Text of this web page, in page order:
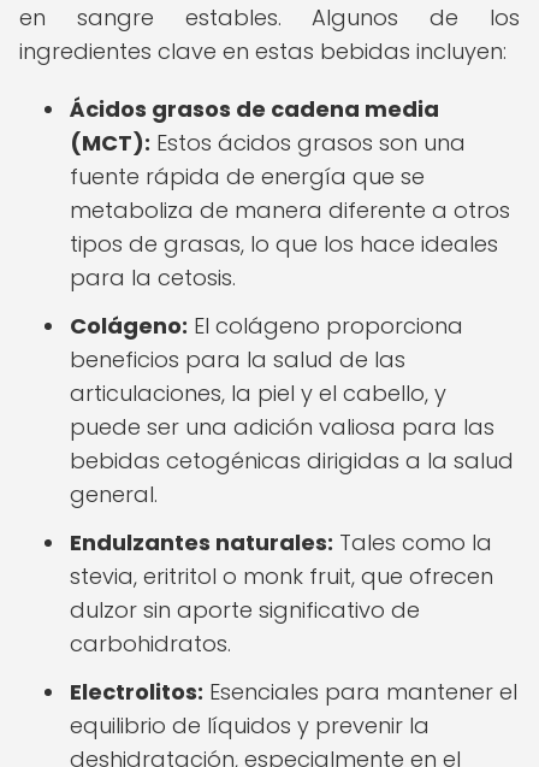
en sangre estables. Algunos de los
ingredientes clave en estas bebidas incluyen:
Ácidos grasos de cadena media
(MCT): Estos ácidos grasos son una
fuente rápida de energía que se
metaboliza de manera diferente a otros
tipos de grasas, lo que los hace ideales
para la cetosis.
Colágeno: El colágeno proporciona
beneficios para la salud de las
articulaciones, la piel y el cabello, y
puede ser una adición valiosa para las
bebidas cetogénicas dirigidas a la salud
general.
Endulzantes naturales: Tales como la
stevia, eritritol o monk fruit, que ofrecen
dulzor sin aporte significativo de
carbohidratos.
Electrolitos: Esenciales para mantener el
equilibrio de líquidos y prevenir la
deshidratación, especialmente en el